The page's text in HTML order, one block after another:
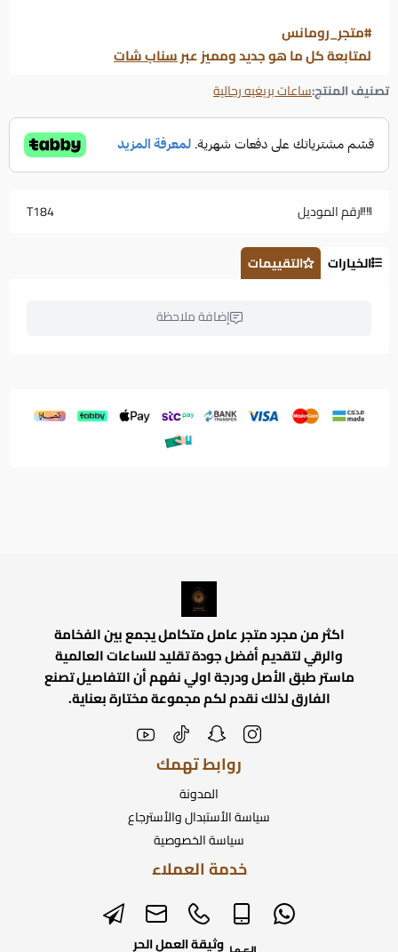
#متجر_رومانس
لمتابعة كل ما هو جديد ومميز عبرسناب شات
تصنيف المنتج:ساعات بريغيه رجالية
رقم الموديل T184
الخيارات التقييمات
إضافة ملاحظة
اكثر من مجرد متجر عامل متكامل يجمع بين الفخامة
والرقي لتقديم أفضل جودة تقليد للساعات العالمية
ماستر طبق الأصل ودرجة اولي نفهم أن التفاصيل تصنع
الفارق لذلك نقدم لكم مجموعة مختارة بعناية.
روابط تهمك
المدونة
سياسة الأستبدال والأسترجاع
سياسة الخصوصية
خدمة العملاء
وثيقة العمل الحر